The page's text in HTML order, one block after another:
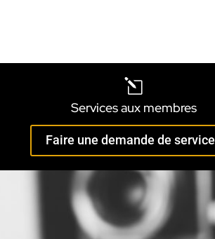
l
Services aux membres
Faire une demande de service